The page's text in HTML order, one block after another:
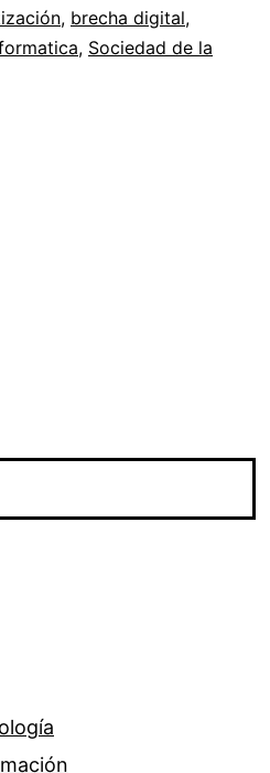
, brecha digital,
, Sociedad de la